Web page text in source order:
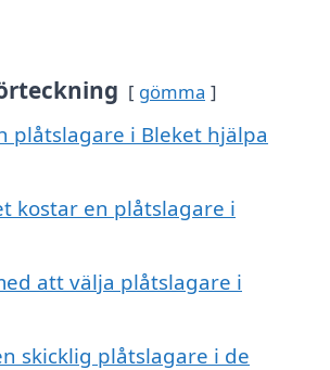
gömma
plåtslagare i Bleket hjälpa
kostar en plåtslagare i
att välja plåtslagare i
skicklig plåtslagare i de